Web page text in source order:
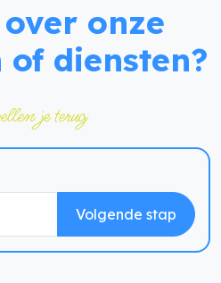
onze
diensten?
je terug
Volgende stap